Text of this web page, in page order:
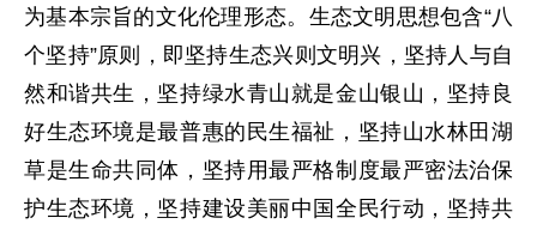
为基本宗旨的文化伦理形态。生态文明思想包含“八
个坚持”原则，即坚持生态兴则文明兴，坚持人与自
然和谐共生，坚持绿水青山就是金山银山，坚持良
好生态环境是最普惠的民生福祉，坚持山水林田湖
草是生命共同体，坚持用最严格制度最严密法治保
护生态环境，坚持建设美丽中国全民行动，坚持共